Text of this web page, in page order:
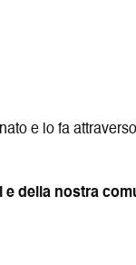
e lo fa
e della nostra